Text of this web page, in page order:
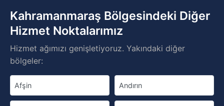
Kahramanmaraş Bölgesindeki Diğer
Hizmet Noktalarımız
Hizmet ağımızı genişletiyoruz. Yakındaki diğer
bölgeler:
Afşin Andırın